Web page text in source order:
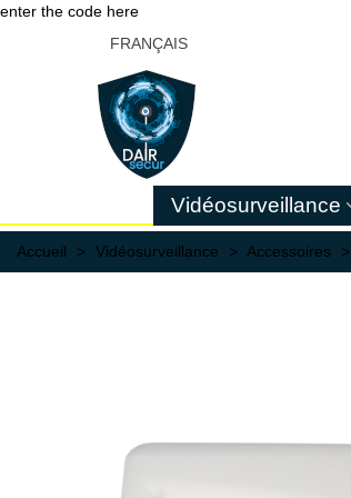
enter the code here
FRANÇAIS
Vidéosurveillance
Accueil > Vidéosurveillance > Accessoires >